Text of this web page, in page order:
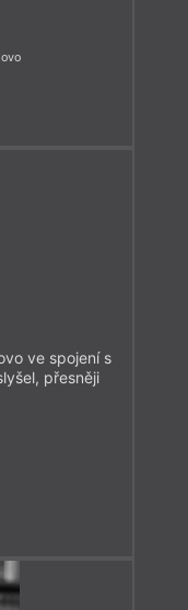
ve spojení s
přesněji